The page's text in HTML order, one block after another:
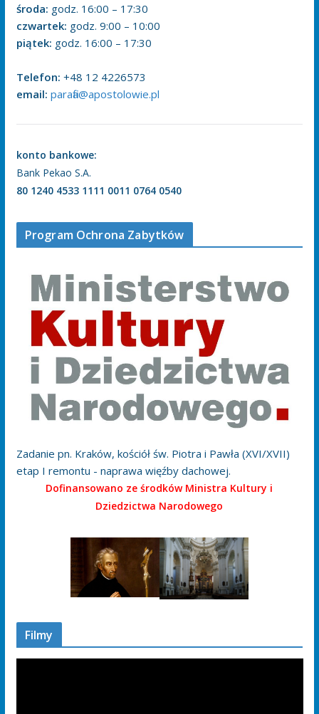
środa: godz. 16:00 – 17:30
czwartek: godz. 9:00 – 10:00
piątek: godz. 16:00 – 17:30
Telefon: +48 12 4226573
email: parafia@apostolowie.pl
konto bankowe:
Bank Pekao S.A.
80 1240 4533 1111 0011 0764 0540
Program Ochrona Zabytków
Zadanie pn. Kraków, kościół św. Piotra i Pawła (XVI/XVII)
etap I remontu - naprawa więźby dachowej.
Dofinansowano ze środków Ministra Kultury i
Dziedzictwa Narodowego
Filmy